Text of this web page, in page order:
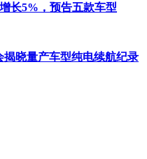
长5%，预告五款车型
揭晓量产车型纯电续航纪录